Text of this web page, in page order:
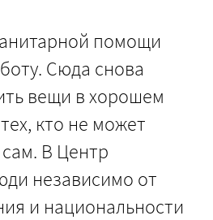
помощи
Сюда снова
вещи в хорошем
кто не может
В Центр
независимо от
и национальности